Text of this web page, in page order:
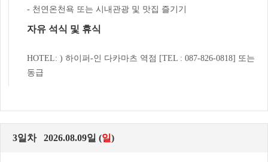
- 천연온천욕 또는 시내관광 및 맛집 즐기기
자유 석식 및 휴식
HOTEL: ) 하이퍼-인 다카마츠 역점 [TEL : 087-826-0818] 또는
동급
3일차 2026.08.09일 (일)